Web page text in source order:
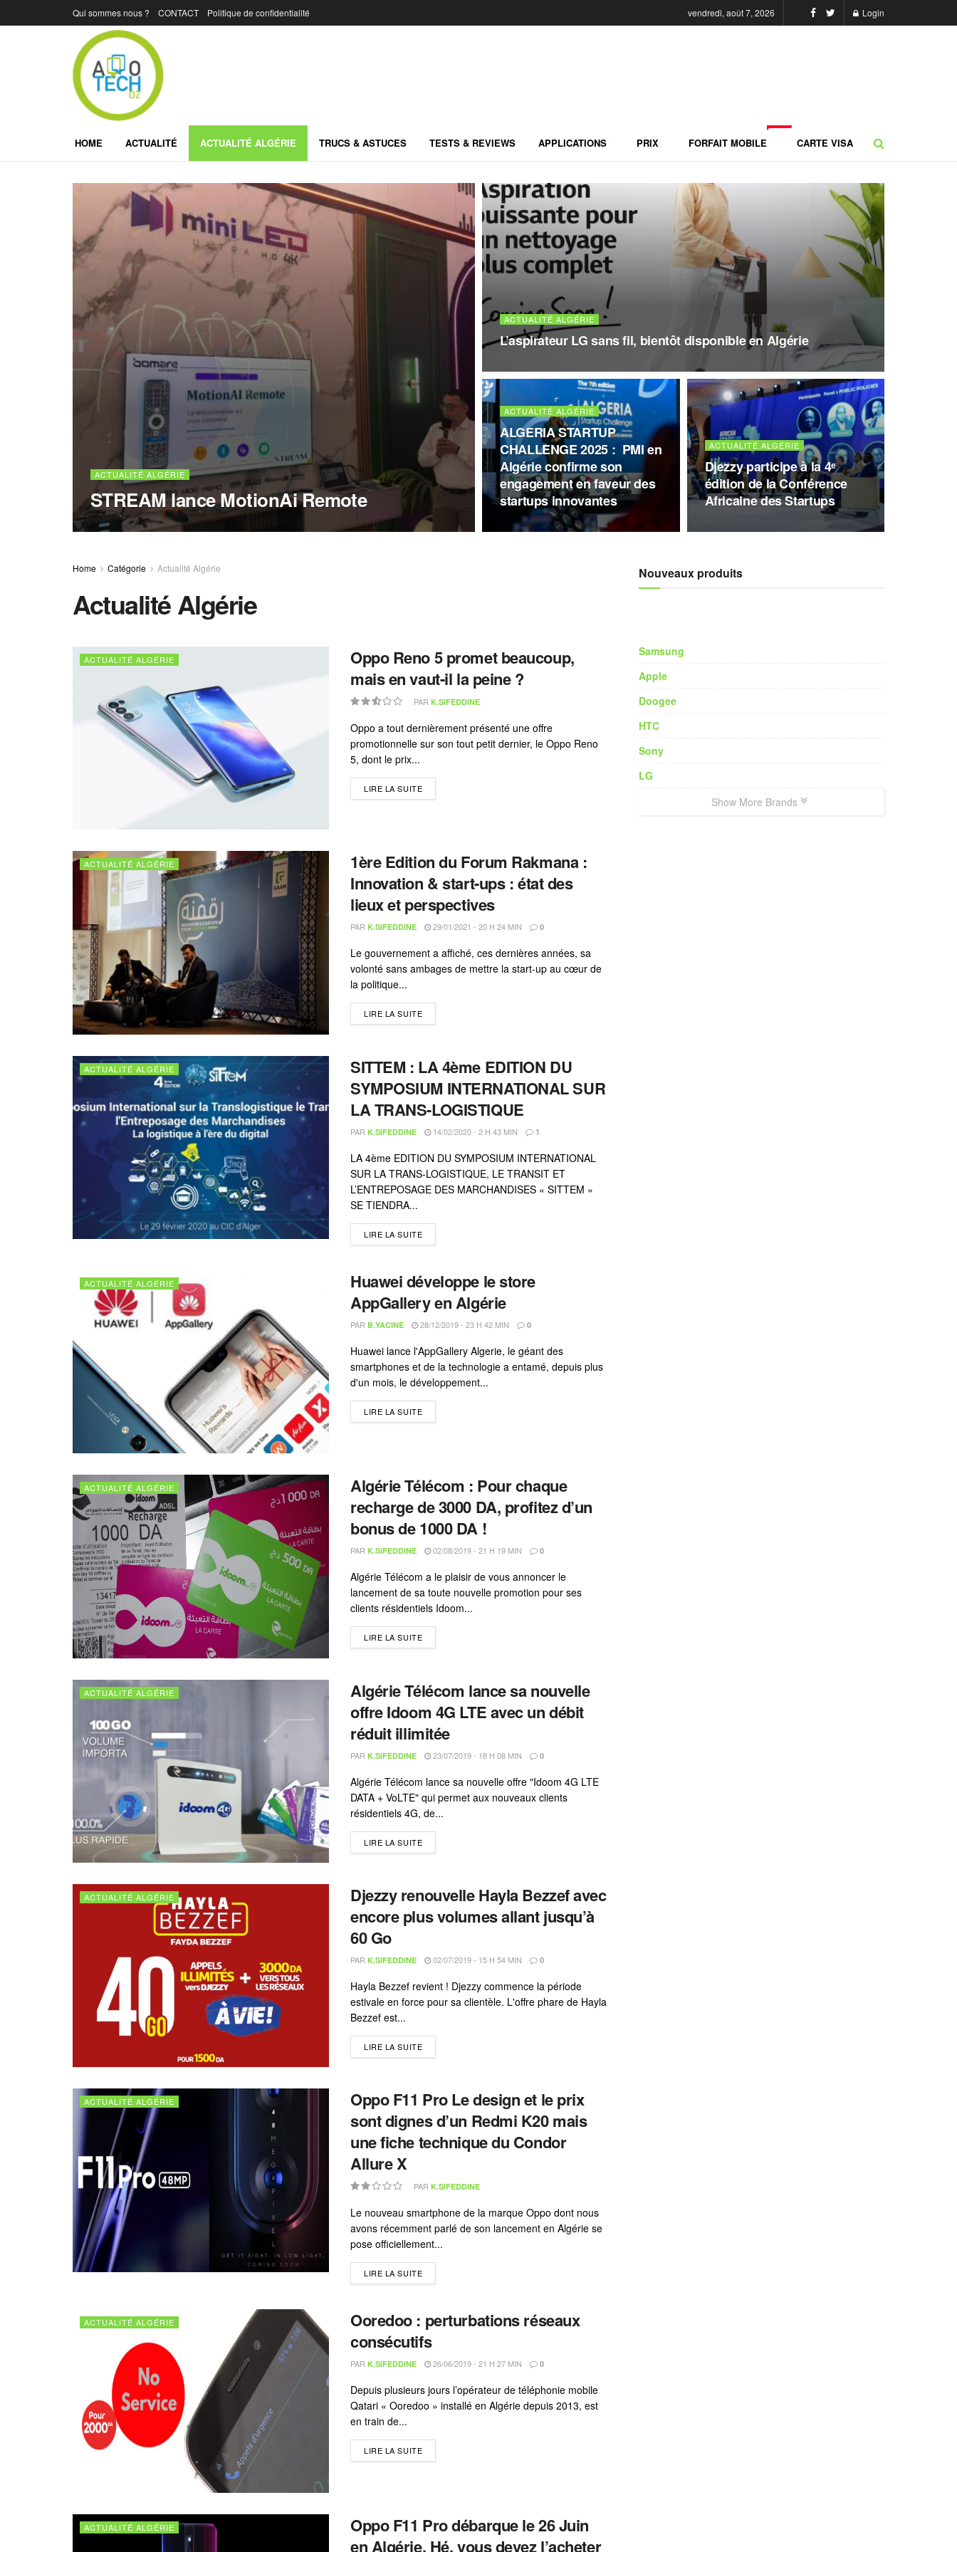
Qui sommes nous ? CONTACT Politique de confidentialité vendredi, août 7, 2026 Login
HOME ACTUALITÉ ACTUALITÉ ALGÉRIE TRUCS & ASTUCES TESTS & REVIEWS APPLICATIONS PRIX FORFAIT MOBILE CARTE VISA
ACTUALITÉ ALGÉRIE
STREAM lance MotionAi Remote
ACTUALITÉ ALGÉRIE
L’aspirateur LG sans fil, bientôt disponible en Algérie
ACTUALITÉ ALGÉRIE
ALGERIA STARTUP
CHALLENGE 2025 : PMI en
Algérie confirme son
engagement en faveur des
startups innovantes
ACTUALITÉ ALGÉRIE
Djezzy participe à la 4ᵉ
édition de la Conférence
Africaine des Startups
Home Catégorie Actualité Algérie
Actualité Algérie
ACTUALITÉ ALGÉRIE
Oppo Reno 5 promet beaucoup,
mais en vaut-il la peine ?
PAR K.SIFEDDINE
Oppo a tout dernièrement présenté une offre
promotionnelle sur son tout petit dernier, le Oppo Reno
5, dont le prix...
LIRE LA SUITE
ACTUALITÉ ALGÉRIE
1ère Edition du Forum Rakmana :
Innovation & start-ups : état des
lieux et perspectives
PAR K.SIFEDDINE 29/01/2021 - 20 H 24 MIN 0
Le gouvernement a affiché, ces dernières années, sa
volonté sans ambages de mettre la start-up au cœur de
la politique...
LIRE LA SUITE
ACTUALITÉ ALGÉRIE
SITTEM : LA 4ème EDITION DU
SYMPOSIUM INTERNATIONAL SUR
LA TRANS-LOGISTIQUE
PAR K.SIFEDDINE 14/02/2020 - 2 H 43 MIN 1
LA 4ème EDITION DU SYMPOSIUM INTERNATIONAL
SUR LA TRANS-LOGISTIQUE, LE TRANSIT ET
L’ENTREPOSAGE DES MARCHANDISES « SITTEM »
SE TIENDRA...
LIRE LA SUITE
ACTUALITÉ ALGÉRIE
Huawei développe le store
AppGallery en Algérie
PAR B.YACINE 28/12/2019 - 23 H 42 MIN 0
Huawei lance l'AppGallery Algerie, le géant des
smartphones et de la technologie a entamé, depuis plus
d'un mois, le développement...
LIRE LA SUITE
ACTUALITÉ ALGÉRIE
Algérie Télécom : Pour chaque
recharge de 3000 DA, profitez d’un
bonus de 1000 DA !
PAR K.SIFEDDINE 02/08/2019 - 21 H 19 MIN 0
Algérie Télécom a le plaisir de vous annoncer le
lancement de sa toute nouvelle promotion pour ses
clients résidentiels Idoom...
LIRE LA SUITE
ACTUALITÉ ALGÉRIE
Algérie Télécom lance sa nouvelle
offre Idoom 4G LTE avec un débit
réduit illimitée
PAR K.SIFEDDINE 23/07/2019 - 18 H 08 MIN 0
Algérie Télécom lance sa nouvelle offre "Idoom 4G LTE
DATA + VoLTE" qui permet aux nouveaux clients
résidentiels 4G, de...
LIRE LA SUITE
ACTUALITÉ ALGÉRIE
Djezzy renouvelle Hayla Bezzef avec
encore plus volumes allant jusqu’à
60 Go
PAR K.SIFEDDINE 02/07/2019 - 15 H 54 MIN 0
Hayla Bezzef revient ! Djezzy commence la période
estivale en force pour sa clientèle. L'offre phare de Hayla
Bezzef est...
LIRE LA SUITE
ACTUALITÉ ALGÉRIE
Oppo F11 Pro Le design et le prix
sont dignes d’un Redmi K20 mais
une fiche technique du Condor
Allure X
PAR K.SIFEDDINE
Le nouveau smartphone de la marque Oppo dont nous
avons récemment parlé de son lancement en Algérie se
pose officiellement...
LIRE LA SUITE
ACTUALITÉ ALGÉRIE
Ooredoo : perturbations réseaux
consécutifs
PAR K.SIFEDDINE 26/06/2019 - 21 H 27 MIN 0
Depuis plusieurs jours l’opérateur de téléphonie mobile
Qatari « Ooredoo » installé en Algérie depuis 2013, est
en train de...
LIRE LA SUITE
ACTUALITÉ ALGÉRIE
Oppo F11 Pro débarque le 26 Juin
en Algérie, Hé, vous devez l’acheter
Nouveaux produits
Samsung
Apple
Doogee
HTC
Sony
LG
Show More Brands